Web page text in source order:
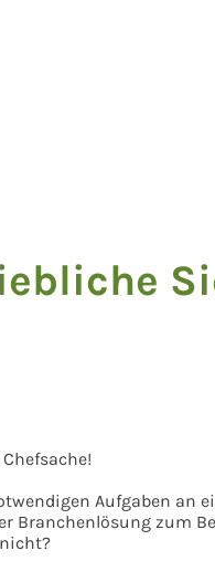
Aufgaben an
Branchenlösung zum